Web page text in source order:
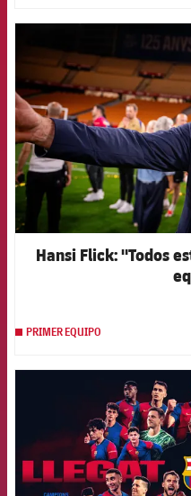
Hansi Flick: "Todos
PRIMER EQUIPO